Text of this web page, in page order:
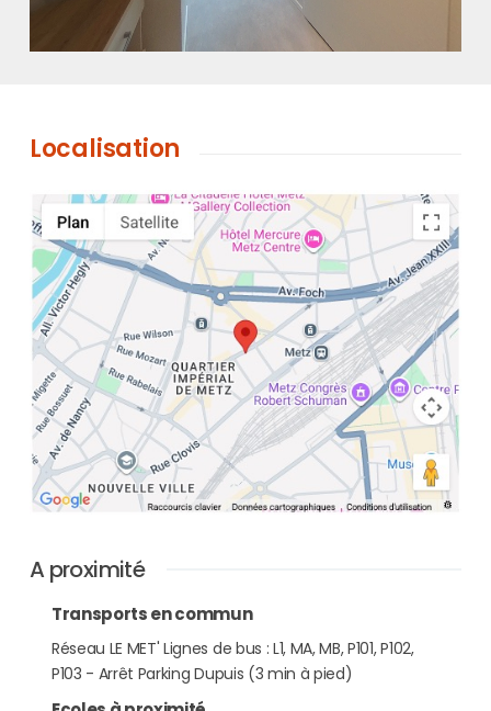
Localisation
A proximité
Transports en commun
Réseau LE MET' Lignes de bus : L1, MA, MB, P101, P102,
P103 - Arrêt Parking Dupuis (3 min à pied)